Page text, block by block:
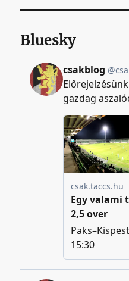
Bluesky